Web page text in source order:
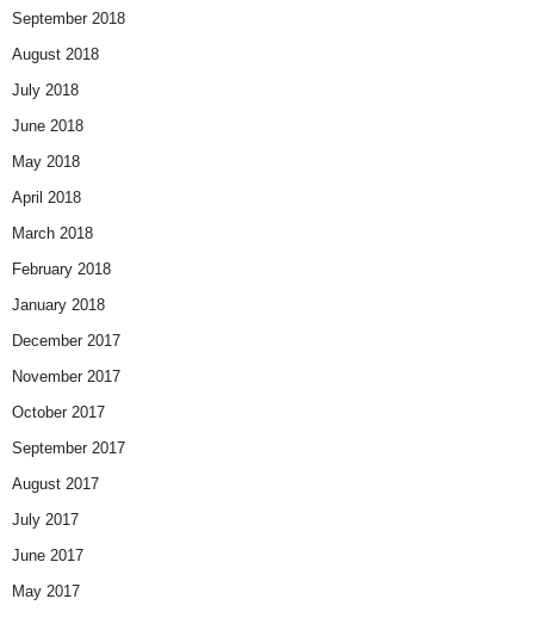
September 2018
August 2018
July 2018
June 2018
May 2018
April 2018
March 2018
February 2018
January 2018
December 2017
November 2017
October 2017
September 2017
August 2017
July 2017
June 2017
May 2017